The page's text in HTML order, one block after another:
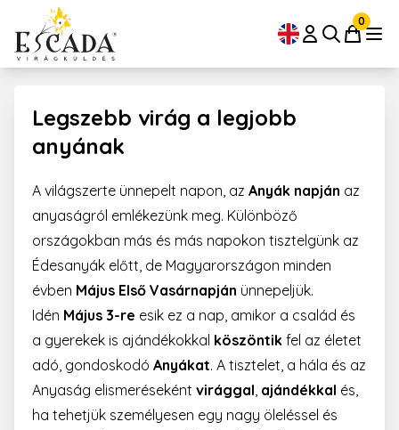
0
Legszebb virág a legjobb
anyának
A világszerte ünnepelt napon, az Anyák napján az
anyaságról emlékezünk meg. Különböző
országokban más és más napokon tisztelgünk az
Édesanyák előtt, de Magyarországon minden
évben Május Első Vasárnapján ünnepeljük.
Idén Május 3-re esik ez a nap, amikor a család és
a gyerekek is ajándékokkal köszöntik fel az életet
adó, gondoskodó Anyákat. A tisztelet, a hála és az
Anyaság elismeréseként virággal, ajándékkal és,
ha tehetjük személyesen egy nagy öleléssel és